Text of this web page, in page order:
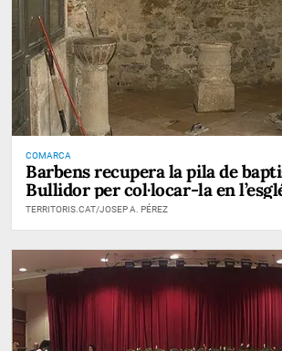
COMARCA
Barbens recupera la pila de
Bullidor per col·locar-la en
TERRITORIS.CAT/JOSEP A. PÉREZ